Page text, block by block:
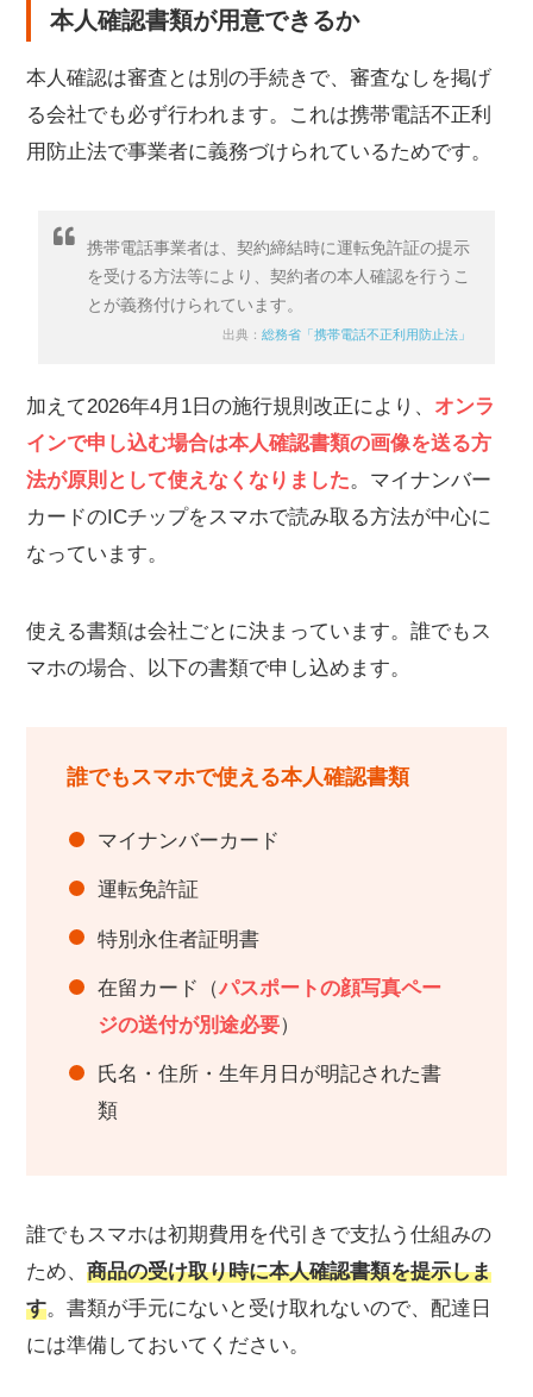
本人確認書類が用意できるか
本人確認は審査とは別の手続きで、審査なしを掲げ
る会社でも必ず行われます。これは携帯電話不正利
用防止法で事業者に義務づけられているためです。
携帯電話事業者は、契約締結時に運転免許証の提示
を受ける方法等により、契約者の本人確認を行うこ
とが義務付けられています。
出典： 総務省「携帯電話不正利用防止法」
加えて2026年4月1日の施行規則改正により、 オンラ
インで申し込む場合は本人確認書類の画像を送る方
法が原則として使えなくなりました。マイナンバー
カードのICチップをスマホで読み取る方法が中心に
なっています。
使える書類は会社ごとに決まっています。誰でもス
マホの場合、以下の書類で申し込めます。
誰でもスマホで使える本人確認書類
マイナンバーカード
運転免許証
特別永住者証明書
在留カード（パスポートの顔写真ペー
ジの送付が別途必要）
氏名・住所・生年月日が明記された書
類
誰でもスマホは初期費用を代引きで支払う仕組みの
ため、 商品の受け取り時に本人確認書類を提示しま
す。書類が手元にないと受け取れないので、配達日
には準備しておいてください。